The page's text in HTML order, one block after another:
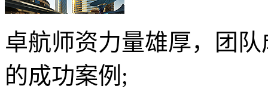
卓航师资力量雄厚，团
的成功案例;